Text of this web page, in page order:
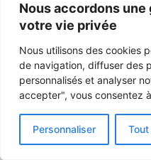
Nous accordons
votre vie privée
Nous utilisons des cookies
de navigation, diffuser des
personnalisés et analyser
accepter", vous consentez
Personnaliser
47ᵉ Assemblée Mondiale
Luciano Hounkponou
Politique
© Powered by